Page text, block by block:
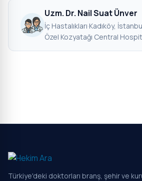
Uzm. Dr. Nail Suat Ünver
İç Hastalıkları·Kadıköy,
Özel Kozyatağı Central
Türkiye'deki doktorları branş, şehir ve